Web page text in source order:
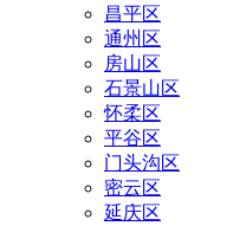
昌平区
通州区
房山区
石景山区
怀柔区
平谷区
门头沟区
密云区
延庆区